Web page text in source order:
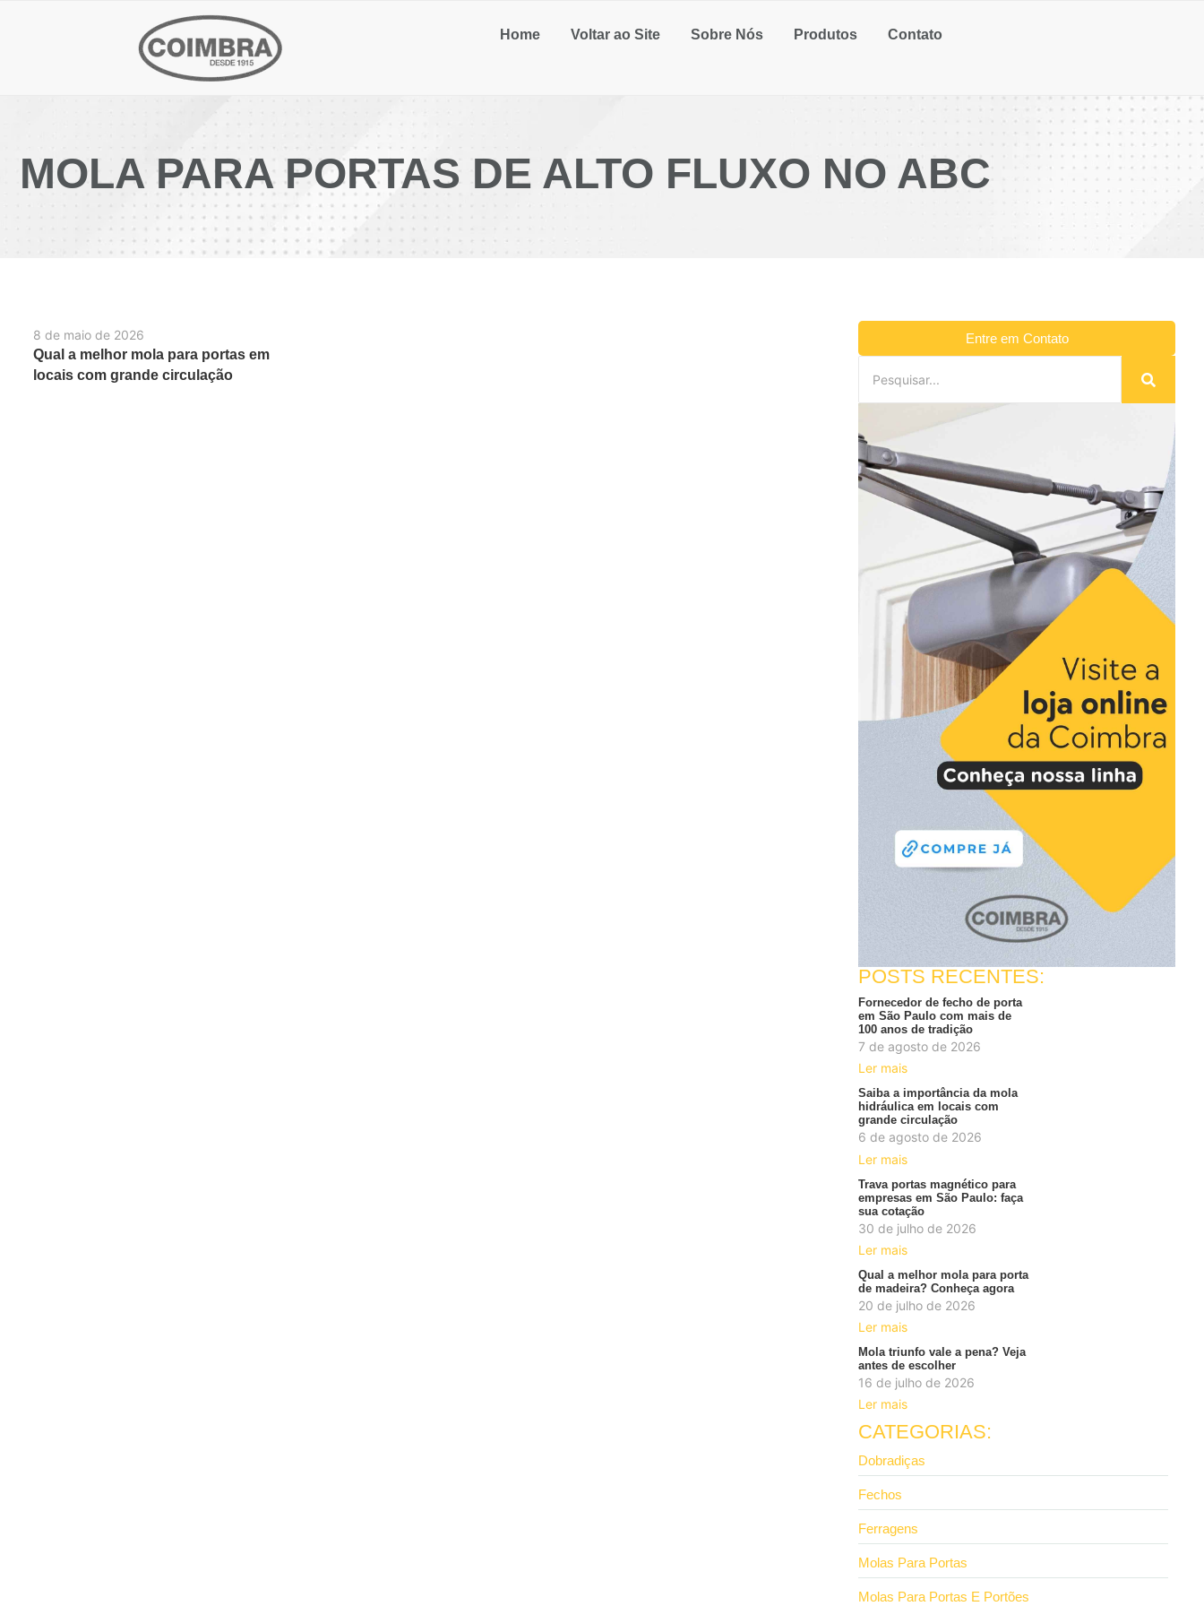
Home Voltar ao Site Sobre Nós Produtos Contato
MOLA PARA PORTAS DE ALTO FLUXO NO ABC
8 de maio de 2026
Qual a melhor mola para portas em
locais com grande circulação
Entre em Contato
POSTS RECENTES:
Fornecedor de fecho de porta
em São Paulo com mais de
100 anos de tradição
7 de agosto de 2026
Ler mais
Saiba a importância da mola
hidráulica em locais com
grande circulação
6 de agosto de 2026
Ler mais
Trava portas magnético para
empresas em São Paulo: faça
sua cotação
30 de julho de 2026
Ler mais
Qual a melhor mola para porta
de madeira? Conheça agora
20 de julho de 2026
Ler mais
Mola triunfo vale a pena? Veja
antes de escolher
16 de julho de 2026
Ler mais
CATEGORIAS:
Dobradiças
Fechos
Ferragens
Molas Para Portas
Molas Para Portas E Portões